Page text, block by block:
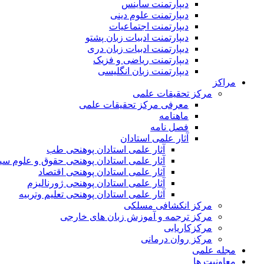
دیپارتمنت ساینس
دیپارتمنت علوم دینی
دیپارتمنت اجتماعیات
دیپارتمنت ادبیات زبان پشتو
دیپارتمنت ادبیات زبان دری
دیپارتمنت ریاضی و فزیک
دیپارتمنت زبان انگلیسی
مراکز
مرکز تحقیقات علمی
معرفی مرکز تحقیقات علمی
ماهنامه
فصل نامه
آثار علمی استادان
آثار علمی استادان پوهنحی طب
آثار علمی استادان پوهنحی حقوق و علوم
آثار علمی استادان پوهنحی اقتصاد
آثار علمی استادان پوهنحی ژورنالیزم
آثار علمی استادان پوهنحی تعلیم وتربیه
مرکز انکشافی مسلکی
مرکز ترجمه و آموزش زبان های خارجی
مرکزکاریابی
مرکز روان درمانی
مجله علمی
معاونیت ها